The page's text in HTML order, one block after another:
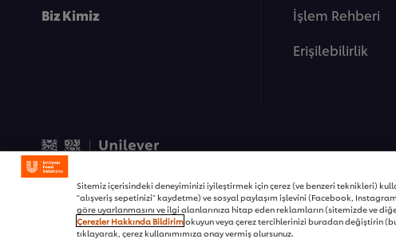
Biz Kimiz
İşlem Rehberi
Erişilebilirlik
Sitemiz içerisindeki deneyiminizi iyileştirmek için çerez (ve benzeri teknikleri)
"alışveriş sepetinizi" kaydetme) ve sosyal paylaşım işlevini (Facebook,
göre uyarlanmasını ve ilgi alanlarınıza hitap eden reklamların (sitemizde ve
Çerezler Hakkında Bildirimokuyun veya çerez tercihlerinizi buradan değiştirin
tıklayarak, çerez kullanımımıza onay vermiş olursunuz.